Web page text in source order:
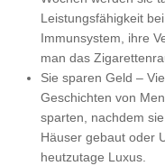
Leistungsfähigkeit
Immunsystem, ihre
man das
Sie sparen Geld –
Geschichten von
sparten, nachdem
Häuser gebaut oder
heutzutage Luxus.